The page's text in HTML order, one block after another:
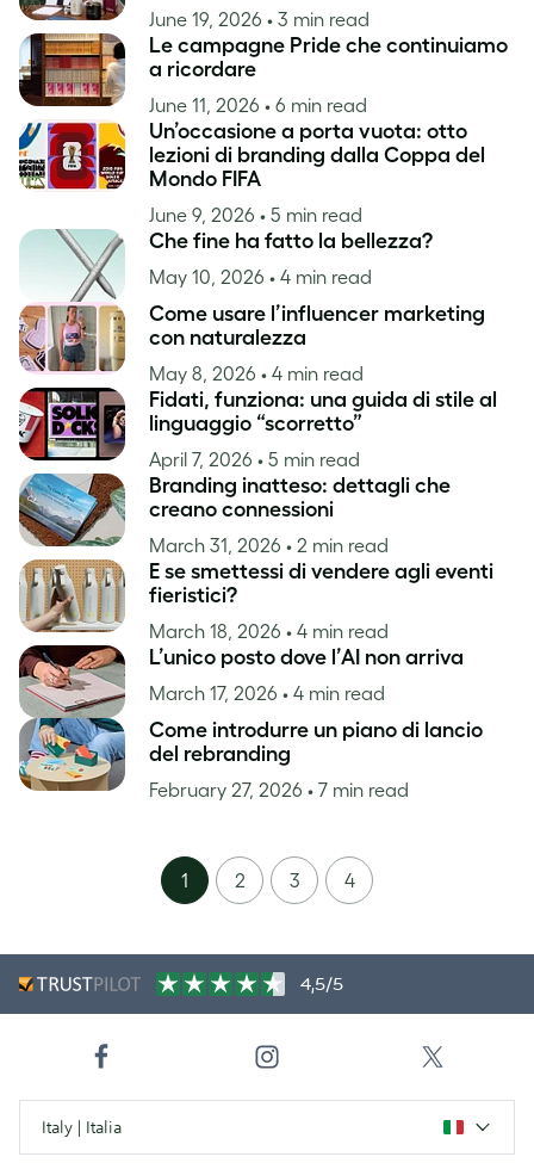
June 19, 2026 • 3 min read
Le campagne Pride che continuiamo
a ricordare
June 11, 2026 • 6 min read
Un’occasione a porta vuota: otto
lezioni di branding dalla Coppa del
Mondo FIFA
June 9, 2026 • 5 min read
Che fine ha fatto la bellezza?
May 10, 2026 • 4 min read
Come usare l’influencer marketing
con naturalezza
May 8, 2026 • 4 min read
Fidati, funziona: una guida di stile al
linguaggio “scorretto”
April 7, 2026 • 5 min read
Branding inatteso: dettagli che
creano connessioni
March 31, 2026 • 2 min read
E se smettessi di vendere agli eventi
fieristici?
March 18, 2026 • 4 min read
L’unico posto dove l’AI non arriva
March 17, 2026 • 4 min read
Come introdurre un piano di lancio
del rebranding
February 27, 2026 • 7 min read
1 2 3 4
4,5/5
Italy | Italia